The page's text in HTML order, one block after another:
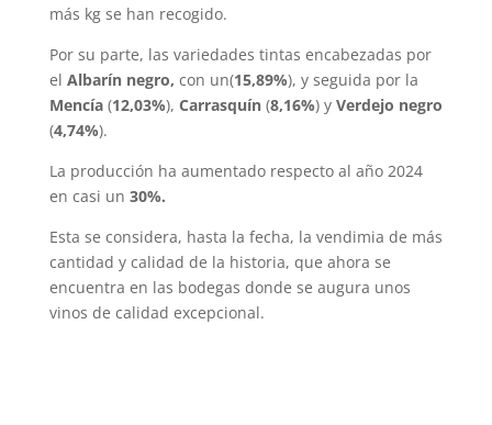
más kg se han recogido.
Por su parte, las variedades tintas encabezadas por
el Albarín negro, con un(15,89%), y seguida por la
Mencía(12,03%), Carrasquín(8,16%) y Verdejo negro
(4,74%).
La producción ha aumentado respecto al año 2024
en casi un 30%.
Esta se considera, hasta la fecha, la vendimia de más
cantidad y calidad de la historia, que ahora se
encuentra en las bodegas donde se augura unos
vinos de calidad excepcional.